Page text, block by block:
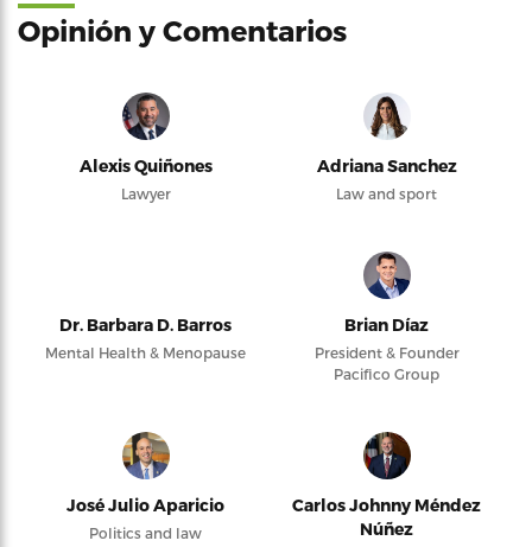
Opinión y Comentarios
Alexis Quiñones
Lawyer
Adriana Sanchez
Law and sport
Dr. Barbara D. Barros
Mental Health & Menopause
Brian Díaz
President & Founder
Pacifico Group
José Julio Aparicio
Politics and law
Carlos Johnny Méndez
Núñez